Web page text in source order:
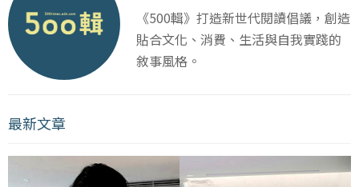
《500輯》打造新世代閱讀倡議，創造
貼合文化、消費、生活與自我實踐的
敘事風格。
最新文章